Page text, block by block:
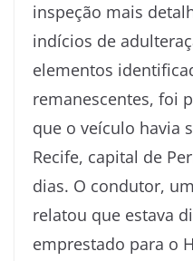
inspeção mais
indícios de
elementos
remanescentes, foi
que o veículo havia
Recife, capital de
dias. O condutor,
relatou que estava
emprestado para o